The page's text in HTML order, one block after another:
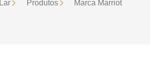
Lar Produtos Marca Marriot